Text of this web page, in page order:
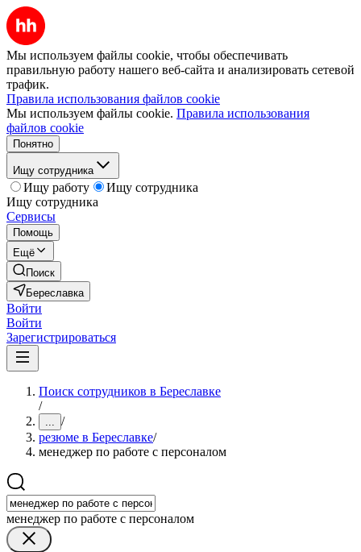
Мы используем файлы cookie, чтобы обеспечивать
правильную работу нашего веб-сайта и анализировать сетевой
трафик.
Правила использования файлов cookie
Мы используем файлы cookie. Правила использования
файлов cookie
Понятно
Ищу сотрудника
Ищу работу
Ищу сотрудника
Ищу сотрудника
Сервисы
Помощь
Ещё
Поиск
Береславка
Войти
Войти
Зарегистрироваться
Поиск сотрудников в Береславке
/
... /
резюме в Береславке/
менеджер по работе с персоналом
менеджер по работе с персоналом